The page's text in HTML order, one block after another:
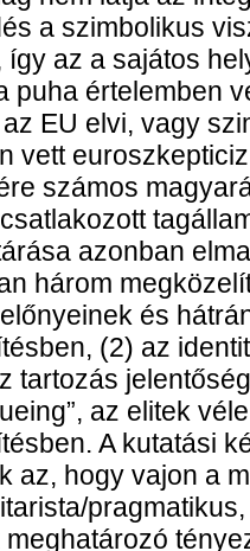
a szimbolikus
így az a sajátos
puha értelemben
EU elvi, vagy
vett
számos
azonban
három
és
(2) az
tartozás
az elitek
A kutatási
az, hogy vajon a